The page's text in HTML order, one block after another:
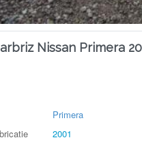
Nissan Primera
Primera
2001